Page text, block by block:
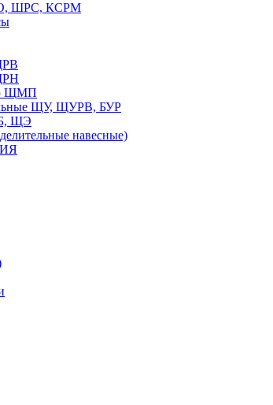
ШРС, КСРМ
ЩМП
ЩУ, ЩУРВ, БУР
ЩЭ
навесные)